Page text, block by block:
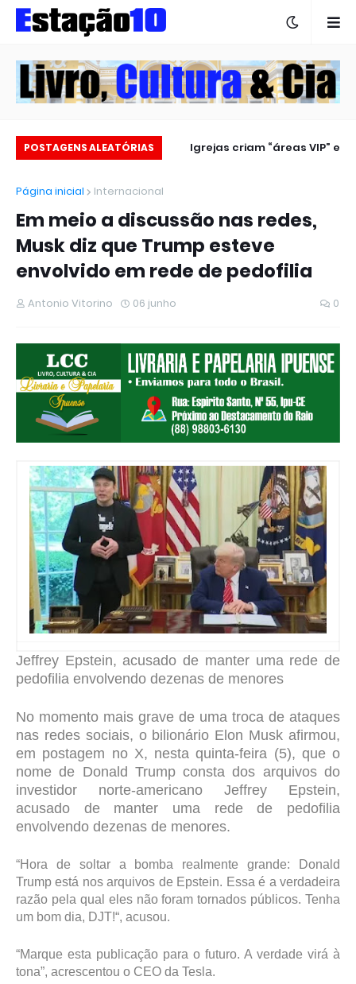
POSTAGENS ALEATÓRIAS
Igrejas criam “áreas VIP” e
10 no carnaval 2025
Página inicial Internacional
Em meio a discussão nas redes,
Musk diz que Trump esteve
envolvido em rede de pedofilia
Antonio Vitorino 06 junho 0
Jeffrey Epstein, acusado de manter uma rede de
pedofilia envolvendo dezenas de menores
No momento mais grave de uma troca de ataques
nas redes sociais, o bilionário Elon Musk afirmou,
em postagem no X, nesta quinta-feira (5), que o
nome de Donald Trump consta dos arquivos do
investidor norte-americano Jeffrey Epstein,
acusado de manter uma rede de pedofilia
envolvendo dezenas de menores.
“Hora de soltar a bomba realmente grande: Donald
Trump está nos arquivos de Epstein. Essa é a verdadeira
razão pela qual eles não foram tornados públicos. Tenha
um bom dia, DJT!“, acusou.
“Marque esta publicação para o futuro. A verdade virá à
tona”, acrescentou o CEO da Tesla.